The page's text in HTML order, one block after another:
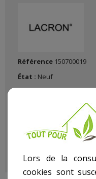
Référence 150700019
État : Neuf
Lors de la
cookies sont